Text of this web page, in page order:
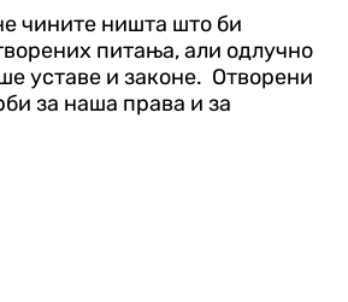
чините ништа што би
питања, али одлучно
уставе и законе. Отворени
за наша права и за